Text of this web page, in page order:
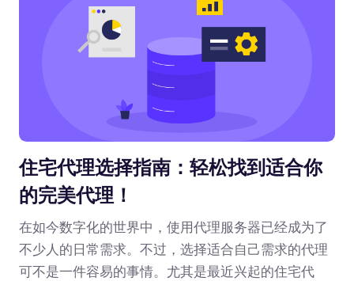
住宅代理选择指南：轻松找到适合你
的完美代理！
在如今数字化的世界中，使用代理服务器已经成为了
不少人的日常需求。不过，选择适合自己需求的代理
可不是一件容易的事情。尤其是最近兴起的住宅代